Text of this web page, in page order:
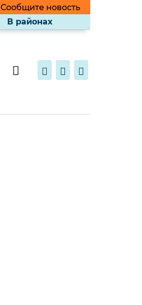
Сообщите новость
В районах